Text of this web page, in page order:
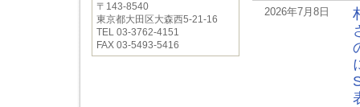
〒143-8540
東京都大田区大森西5-21-16
TEL 03-3762-4151
FAX 03-5493-5416
2026年7月8日